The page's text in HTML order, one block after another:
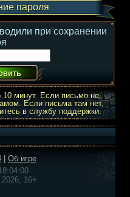
пароля
при сохранении
10 минут. Если письмо не
Если письма там нет,
в службу поддержки.
Об игре
16+